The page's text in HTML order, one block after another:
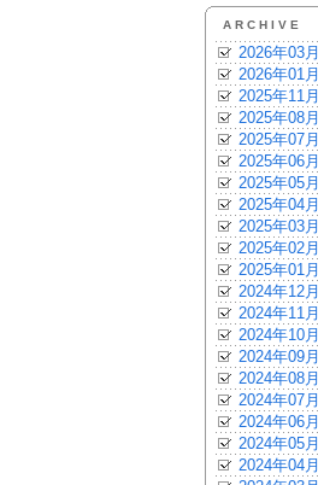
ARCHIVE
2026年03月
2026年01月
2025年11月
2025年08月
2025年07月
2025年06月
2025年05月
2025年04月
2025年03月
2025年02月
2025年01月
2024年12月
2024年11月
2024年10月
2024年09月
2024年08月
2024年07月
2024年06月
2024年05月
2024年04月